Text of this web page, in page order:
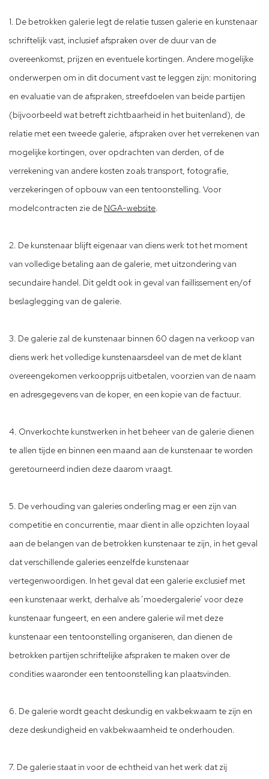
1. De betrokken galerie legt de relatie tussen galerie en kunstenaar
schriftelijk vast, inclusief afspraken over de duur van de
overeenkomst, prijzen en eventuele kortingen. Andere mogelijke
onderwerpen om in dit document vast te leggen zijn: monitoring
en evaluatie van de afspraken, streefdoelen van beide partijen
(bijvoorbeeld wat betreft zichtbaarheid in het buitenland), de
relatie met een tweede galerie, afspraken over het verrekenen van
mogelijke kortingen, over opdrachten van derden, of de
verrekening van andere kosten zoals transport, fotografie,
verzekeringen of opbouw van een tentoonstelling. Voor
modelcontracten zie de NGA-website.
2. De kunstenaar blijft eigenaar van diens werk tot het moment
van volledige betaling aan de galerie, met uitzondering van
secundaire handel. Dit geldt ook in geval van faillissement en/of
beslaglegging van de galerie.
3. De galerie zal de kunstenaar binnen 60 dagen na verkoop van
diens werk het volledige kunstenaarsdeel van de met de klant
overeengekomen verkoopprijs uitbetalen, voorzien van de naam
en adresgegevens van de koper, en een kopie van de factuur.
4. Onverkochte kunstwerken in het beheer van de galerie dienen
te allen tijde en binnen een maand aan de kunstenaar te worden
geretourneerd indien deze daarom vraagt.
5. De verhouding van galeries onderling mag er een zijn van
competitie en concurrentie, maar dient in alle opzichten loyaal
aan de belangen van de betrokken kunstenaar te zijn, in het geval
dat verschillende galeries eenzelfde kunstenaar
vertegenwoordigen. In het geval dat een galerie exclusief met
een kunstenaar werkt, derhalve als ‘moedergalerie’ voor deze
kunstenaar fungeert, en een andere galerie wil met deze
kunstenaar een tentoonstelling organiseren, dan dienen de
betrokken partijen schriftelijke afspraken te maken over de
condities waaronder een tentoonstelling kan plaatsvinden.
6. De galerie wordt geacht deskundig en vakbekwaam te zijn en
deze deskundigheid en vakbekwaamheid te onderhouden.
7. De galerie staat in voor de echtheid van het werk dat zij